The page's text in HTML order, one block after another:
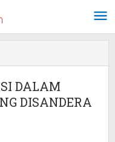
DALAM
DISANDERA